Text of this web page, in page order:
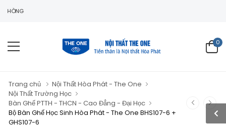
0
Trang chủ
Nội Thất Hòa Phát - The One
Nội Thất Trường Học
Bàn Ghế PTTH - THCN - Cao Đẳng - Đại Học
Bộ Bàn Ghế Học Sinh Hòa Phát - The One BHS107-6 +
GHS107-6